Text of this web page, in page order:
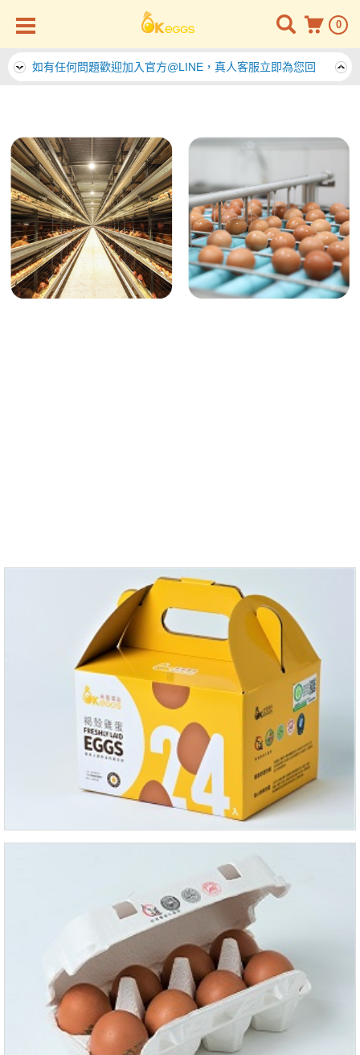
0
如有任何問題歡迎加入官方@LINE，真人客服立即為您回
答。
如有任何問題歡迎加入官方@LINE，真人客服立即為您回